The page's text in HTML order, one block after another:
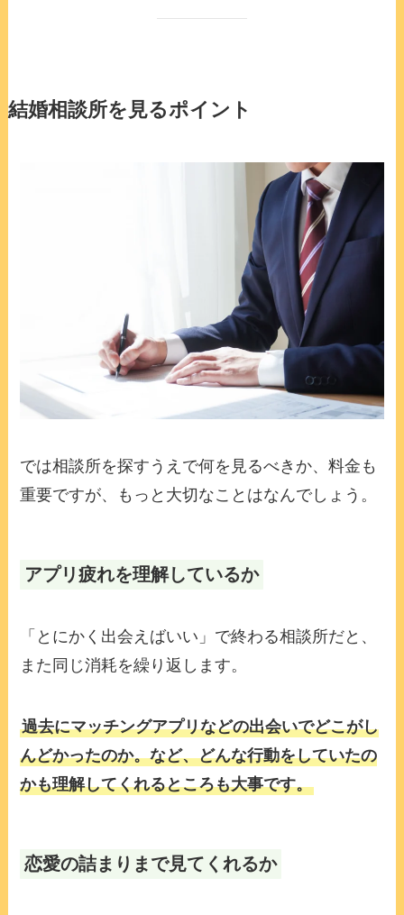
結婚相談所を見るポイント
では相談所を探すうえで何を見るべきか、料金も
重要ですが、もっと大切なことはなんでしょう。
アプリ疲れを理解しているか
「とにかく出会えばいい」で終わる相談所だと、
また同じ消耗を繰り返します。
過去にマッチングアプリなどの出会いでどこがし
んどかったのか。など、どんな行動をしていたの
かも理解してくれるところも大事です。
恋愛の詰まりまで見てくれるか